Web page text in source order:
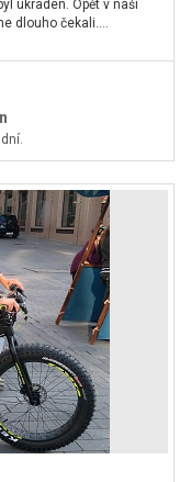
ukraden. Opět v naší
dlouho čekali.…